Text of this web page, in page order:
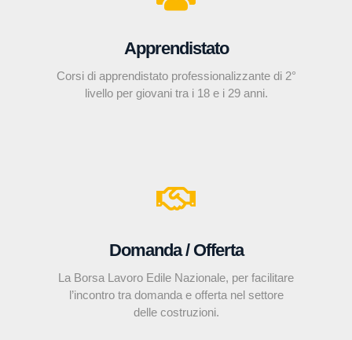
Apprendistato
Corsi di apprendistato professionalizzante di 2°
livello per giovani tra i 18 e i 29 anni.
Domanda / Offerta
La Borsa Lavoro Edile Nazionale, per facilitare
l’incontro tra domanda e offerta nel settore
delle costruzioni.